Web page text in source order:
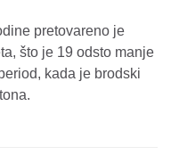
pretovareno je
što je 19 odsto manje
kada je brodski